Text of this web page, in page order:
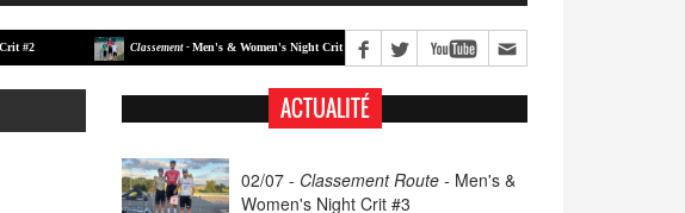
Classement -Men's & Women's Night Crit #1 Classement -Bramois-Nax (GdR #5)
ACTUALITÉ
02/07 - Classement Route - Men's &
Women's Night Crit #3